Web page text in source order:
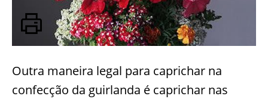
Outra maneira legal para caprichar na
confecção da guirlanda é caprichar nas